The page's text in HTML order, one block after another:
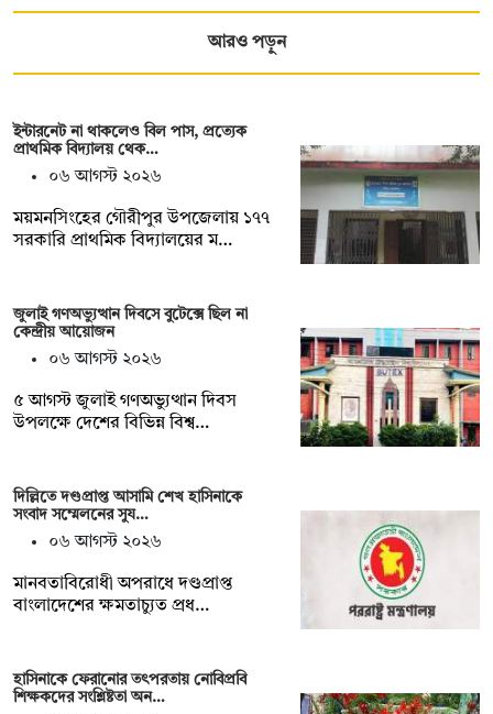
আরও পড়ুন
ইন্টারনেট না থাকলেও বিল পাস, প্রত্যেক
প্রাথমিক বিদ্যালয় থেক…
০৬ আগস্ট ২০২৬
ময়মনসিংহের গৌরীপুর উপজেলায় ১৭৭
সরকারি প্রাথমিক বিদ্যালয়ের ম…
জুলাই গণঅভ্যুত্থান দিবসে বুটেক্সে ছিল না
কেন্দ্রীয় আয়োজন
০৬ আগস্ট ২০২৬
৫ আগস্ট জুলাই গণঅভ্যুত্থান দিবস
উপলক্ষে দেশের বিভিন্ন বিশ্ব…
দিল্লিতে দণ্ডপ্রাপ্ত আসামি শেখ হাসিনাকে
সংবাদ সম্মেলনের সুয…
০৬ আগস্ট ২০২৬
মানবতাবিরোধী অপরাধে দণ্ডপ্রাপ্ত
বাংলাদেশের ক্ষমতাচ্যুত প্রধ…
হাসিনাকে ফেরানোর তৎপরতায় নোবিপ্রবি
শিক্ষকদের সংশ্লিষ্টতা অন…